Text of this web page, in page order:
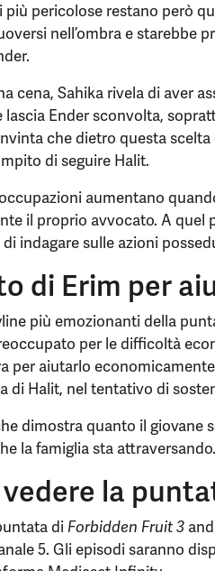
più pericolose restano però
nell’ombra e starebbe
cena, Sahika rivela di aver
lascia Ender sconvolta,
che dietro questa
di seguire Halit.
aumentano
il proprio avvocato. A
indagare sulle azioni
di Erim per
più emozionanti della
per le difficoltà
per aiutarlo
di Halit, nel tentativo di
dimostra quanto il giovane
la famiglia sta attraversando.
la
di Forbidden Fruit 3
5. Gli episodi saranno